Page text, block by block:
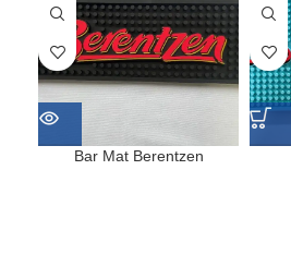
Bar Mat Berentzen